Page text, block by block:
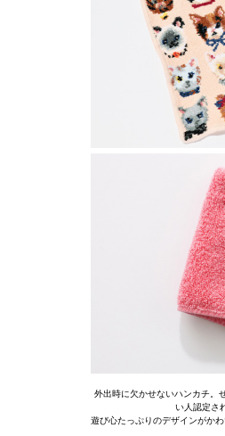
外出時に欠かせないハンカチ。
い人認定さ
遊び心たっぷりのデザインがか